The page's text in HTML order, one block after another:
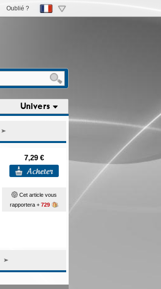
Oublié ?
Univers
7,29 €
Cet article vous
rapportera + 729